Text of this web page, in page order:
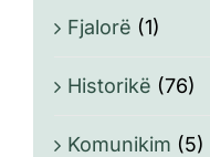
Fjalorë (1)
Historikë (76)
Komunikim (5)